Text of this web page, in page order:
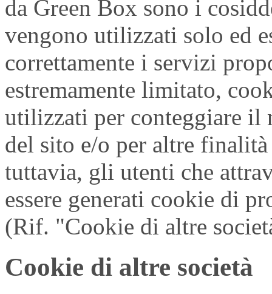
da Green Box sono i
vengono utilizzati solo ed
correttamente i servizi
estremamente limitato,
utilizzati per conteggiare il
del sito e/o per altre
tuttavia, gli utenti che
essere generati cookie di
(Rif. "Cookie di altre
Cookie di altre società